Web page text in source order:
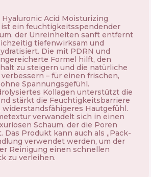
Hyaluronic Acid Moisturizing
ist ein feuchtigkeitsspendender
der Unreinheiten sanft entfernt
tiefenwirksam und
Die mit PDRN und
Formel hilft, den
zu steigern und die natürliche
– für einen frischen,
Spannungsgefühl.
Kollagen unterstützt die
stärkt die Feuchtigkeitsbarriere
Hautgefühl.
verwandelt sich in einen
Schaum, der die Poren
Das Produkt kann auch als „Pack-
verwendet werden, um der
Reinigung einen schnellen
zu verleihen.